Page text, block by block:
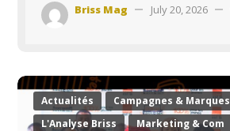
Briss Mag July 20, 2026
Actualités
Campagnes & Marques
L'Analyse Briss
Marketing & Com